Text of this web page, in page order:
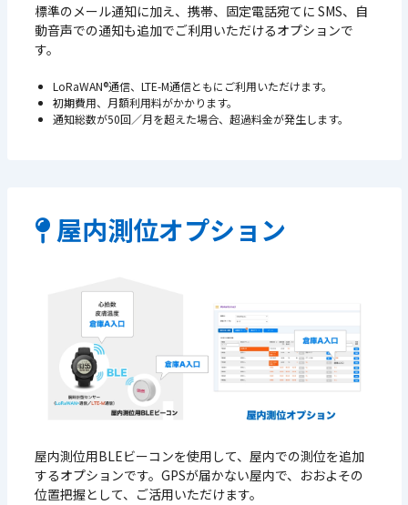
標準のメール通知に加え、携帯、固定電話宛てに SMS、自
動音声での通知も追加でご利用いただけるオプションで
す。
LoRaWAN®通信、LTE-M通信ともにご利用いただけます。
初期費用、月額利用料がかかります。
通知総数が50回／月を超えた場合、超過料金が発生します。
屋内測位オプション
屋内測位⽤BLEビーコンを使用して、屋内での測位を追加
するオプションです。GPSが届かない屋内で、おおよその
位置把握として、ご活⽤いただけます。